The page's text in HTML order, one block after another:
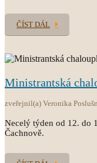
ČÍST DÁL
Ministrantská
zveřejnil(a) Veronika
Necelý týden od 12. do
Čachnově.